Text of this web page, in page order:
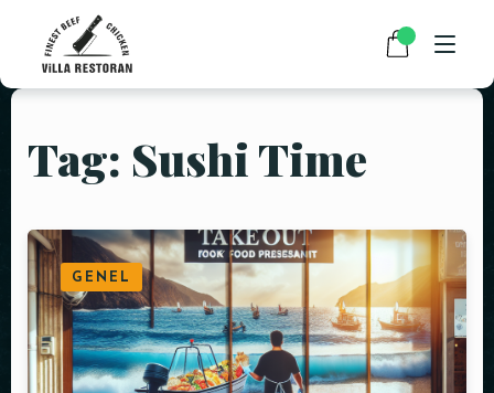
ANASAYFA
RESTAURANT MENÜMÜZ
PAKET SERVİS
HABERLER
Tag: Sushi Time
GENEL